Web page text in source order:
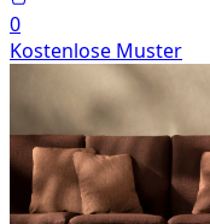
0
Kostenlose Muster